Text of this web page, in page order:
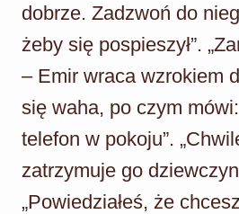
dobrze. Zadzwoń do
żeby się pospieszył”.
– Emir wraca wzrokiem
się waha, po czym mówi:
telefon w pokoju”.
zatrzymuje go
„Powiedziałeś, że